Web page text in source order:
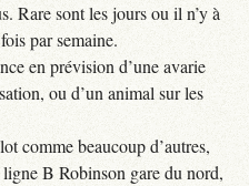
Rare sont les jours ou il n’y à
par semaine.
en prévision d’une avarie
ou d’un animal sur les
comme beaucoup d’autres,
ligne B Robinson gare du nord,